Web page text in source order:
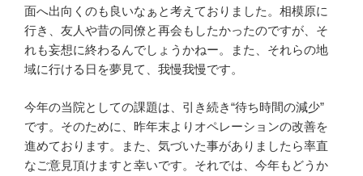
面へ出向くのも良いなぁと考えておりました。相模原に
行き、友人や昔の同僚と再会もしたかったのですが、そ
れも妄想に終わるんでしょうかねー。また、それらの地
域に行ける日を夢見て、我慢我慢です。
今年の当院としての課題は、引き続き“待ち時間の減少”
です。そのために、昨年末よりオペレーションの改善を
進めております。また、気づいた事がありましたら率直
なご意見頂けますと幸いです。それでは、今年もどうか